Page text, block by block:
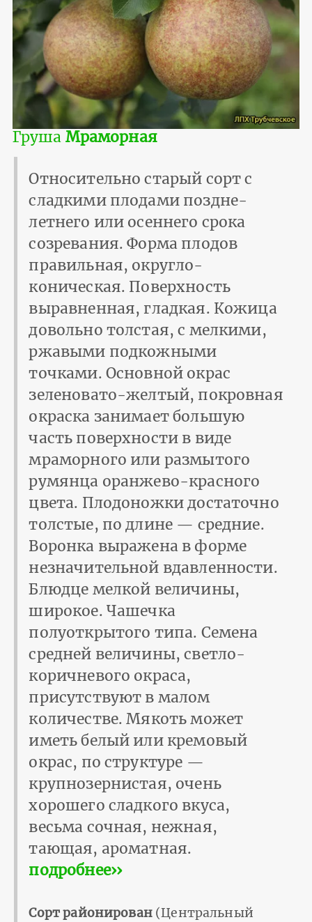
Груша Мраморная
Относительно старый сорт с
сладкими плодами поздне-
летнего или осеннего срока
созревания. Форма плодов
правильная, округло-
коническая. Поверхность
выравненная, гладкая. Кожица
довольно толстая, с мелкими,
ржавыми подкожными
точками. Основной окрас
зеленовато-желтый, покровная
окраска занимает большую
часть поверхности в виде
мраморного или размытого
румянца оранжево-красного
цвета. Плодоножки достаточно
толстые, по длине — средние.
Воронка выражена в форме
незначительной вдавленности.
Блюдце мелкой величины,
широкое. Чашечка
полуоткрытого типа. Семена
средней величины, светло-
коричневого окраса,
присутствуют в малом
количестве. Мякоть может
иметь белый или кремовый
окрас, по структуре —
крупнозернистая, очень
хорошего сладкого вкуса,
весьма сочная, нежная,
тающая, ароматная.
подробнее››
Сорт районирован(Центральный